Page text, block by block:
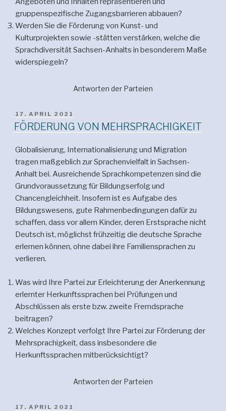
gruppenspezifische Zugangsbarrieren abbauen?
Werden Sie die Förderung von Kunst- und
Kulturprojekten sowie -stätten verstärken, welche die
Sprachdiversität Sachsen-Anhalts in besonderem Maße
widerspiegeln?
Antworten der Parteien
VERÖFFENTLICHT
AM
17. APRIL 2021
FÖRDERUNG VON MEHRSPRACHIGKEIT
Globalisierung, Internationalisierung und Migration
tragen maßgeblich zur Sprachenvielfalt in Sachsen-
Anhalt bei. Ausreichende Sprachkompetenzen sind die
Grundvoraussetzung für Bildungserfolg und
Chancengleichheit. Insofern ist es Aufgabe des
Bildungswesens, gute Rahmenbedingungen dafür zu
schaffen, dass vor allem Kinder, deren Erstsprache nicht
Deutsch ist, möglichst frühzeitig die deutsche Sprache
erlernen können, ohne dabei ihre Familiensprachen zu
verlieren.
Was wird Ihre Partei zur Erleichterung der Anerkennung
erlernter Herkunftssprachen bei Prüfungen und
Abschlüssen als erste bzw. zweite Fremdsprache
beitragen?
Welches Konzept verfolgt Ihre Partei zur Förderung der
Mehrsprachigkeit, dass insbesondere die
Herkunftssprachen mitberücksichtigt?
Antworten der Parteien
VERÖFFENTLICHT
17. APRIL 2021